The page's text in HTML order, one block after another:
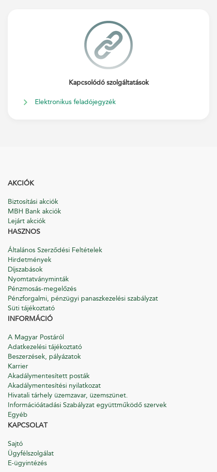
Kapcsolódó szolgáltatások
Elektronikus feladójegyzék
AKCIÓK
Biztosítási akciók
MBH Bank akciók
Lejárt akciók
HASZNOS
Általános Szerződési Feltételek
Hirdetmények
Díjszabások
Nyomtatványminták
Pénzmosás-megelőzés
Pénzforgalmi, pénzügyi panaszkezelési szabályzat
Süti tájékoztató
INFORMÁCIÓ
A Magyar Postáról
Adatkezelési tájékoztató
Beszerzések, pályázatok
Karrier
Akadálymentesített posták
Akadálymentesítési nyilatkozat
Hivatali tárhely üzemzavar, üzemszünet.
Információátadási Szabályzat együttműködő szervek
Egyéb
KAPCSOLAT
Sajtó
Ügyfélszolgálat
E-ügyintézés